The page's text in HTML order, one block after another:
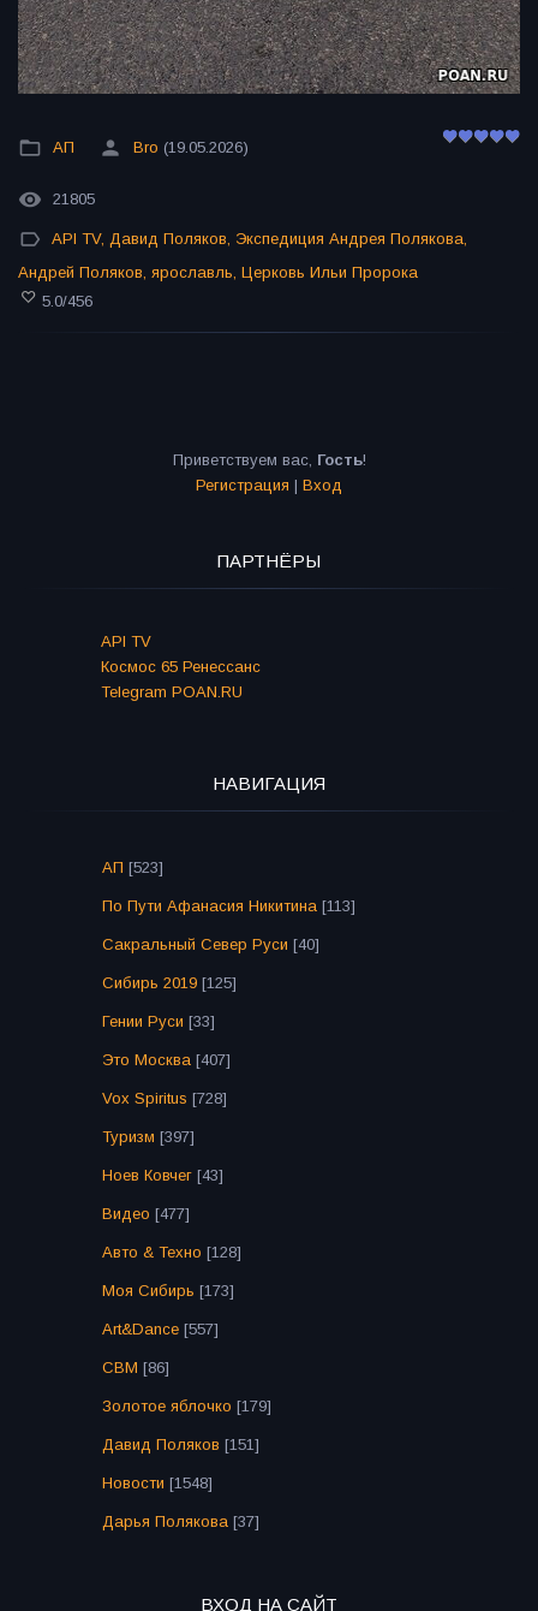
АП Bro (19.05.2026)
21805
API TV, Давид Поляков, Экспедиция Андрея Полякова,
Андрей Поляков, ярославль, Церковь Ильи Пророка
5.0/456
Приветствуем вас, Гость!
Регистрация | Вход
ПАРТНЁРЫ
API TV
Космос 65 Ренессанс
Telegram POAN.RU
НАВИГАЦИЯ
АП [523]
По Пути Афанасия Никитина [113]
Сакральный Север Руси [40]
Сибирь 2019 [125]
Гении Руси [33]
Это Москва [407]
Vox Spiritus [728]
Туризм [397]
Ноев Ковчег [43]
Видео [477]
Авто & Техно [128]
Моя Сибирь [173]
Art&Dance [557]
СВМ [86]
Золотое яблочко [179]
Давид Поляков [151]
Новости [1548]
Дарья Полякова [37]
ВХОД НА САЙТ